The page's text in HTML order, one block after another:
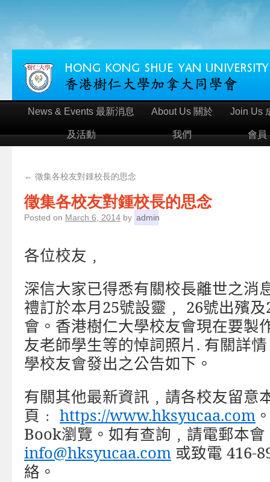
News & Events 最新消息
及活動
About Us 關於
我們
Join Us
會員
← 徵集各校友對鍾校長的思念
徵集各校友對鍾校長的思念
Posted on March 6, 2014 by admin
各位校友﹐
深信大家已得悉有關校長離世之消
禮訂於本月25號設靈﹐ 26號出殯及
會。香港樹仁大學校友會現在要製
友老師學生等的悼詞照片 . 有關詳
學校友會發出之公告如下。
有關其他最新資訊﹐請各校友留意
頁﹕ https://www.hksyucaa.com
Book瀏覽。如有查詢﹐請電郵本會
info@hksyucaa.com 或致電 416-
絡。